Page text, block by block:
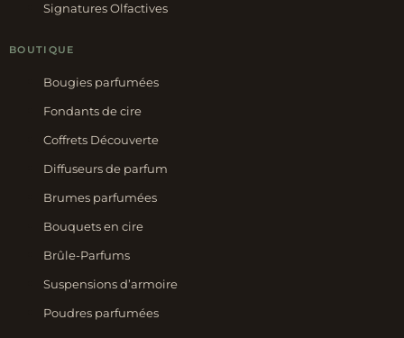
Signatures Olfactives
BOUTIQUE
Bougies parfumées
Fondants de cire
Coffrets Découverte
Diffuseurs de parfum
Brumes parfumées
Bouquets en cire
Brûle-Parfums
Suspensions d’armoire
Poudres parfumées